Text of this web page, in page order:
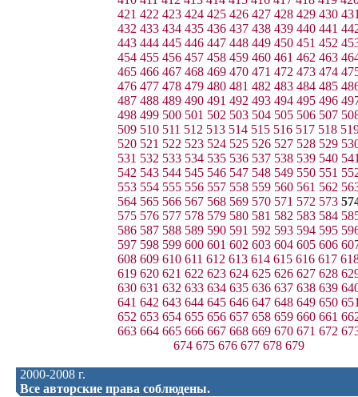
421 422 423 424 425 426 427 428 429 430
432 433 434 435 436 437 438 439 440 441
443 444 445 446 447 448 449 450 451 452
454 455 456 457 458 459 460 461 462 463
465 466 467 468 469 470 471 472 473 474
476 477 478 479 480 481 482 483 484 485
487 488 489 490 491 492 493 494 495 496
498 499 500 501 502 503 504 505 506 507
509 510 511 512 513 514 515 516 517 518
520 521 522 523 524 525 526 527 528 529
531 532 533 534 535 536 537 538 539 540
542 543 544 545 546 547 548 549 550 551
553 554 555 556 557 558 559 560 561 562
564 565 566 567 568 569 570 571 572 573
575 576 577 578 579 580 581 582 583 584
586 587 588 589 590 591 592 593 594 595
597 598 599 600 601 602 603 604 605 606
608 609 610 611 612 613 614 615 616 617
619 620 621 622 623 624 625 626 627 628
630 631 632 633 634 635 636 637 638 639
641 642 643 644 645 646 647 648 649 650
652 653 654 655 656 657 658 659 660 661
663 664 665 666 667 668 669 670 671 672
674 675 676 677 678 679
2000-2008 г.
Все авторские права соблюдены.